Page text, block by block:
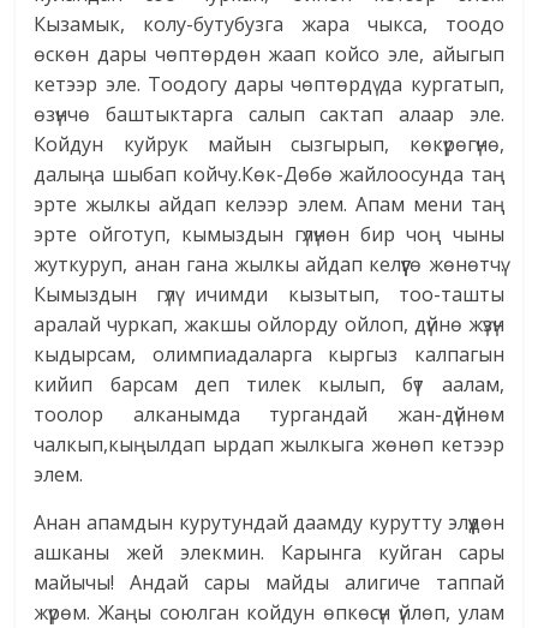
Кызамык, колу-бутубузга жара чыкса, тоодо
өскөн дары чөптөрдөн жаап койсо эле, айыгып
кетээр эле. Тоодогу дары чөптөрдү да кургатып,
өзүнчө баштыктарга салып сактап алаар эле.
Койдун куйрук майын сызгырып, көкүрөгүнө,
далыңа шыбап койчу.Көк-Дөбө жайлоосунда таң
эрте жылкы айдап келээр элем. Апам мени таң
эрте ойготуп, кымыздын гүлүнөн бир чоң чыны
жуткуруп, анан гана жылкы айдап келүүгө жөнөтчү.
Кымыздын гүлү ичимди кызытып, тоо-ташты
аралай чуркап, жакшы ойлорду ойлоп, дүйнө жүзүн
кыдырсам, олимпиадаларга кыргыз калпагын
кийип барсам деп тилек кылып, бүт аалам,
тоолор алканымда тургандай жан-дүйнөм
чалкып,кыңылдап ырдап жылкыга жөнөп кетээр
элем.
Анан апамдын курутундай даамду курутту элүүдөн
ашканы жей элекмин. Карынга куйган сары
майычы! Андай сары майды алигиче таппай
жүрөм. Жаңы союлган койдун өпкөсүн үйлөп, улам